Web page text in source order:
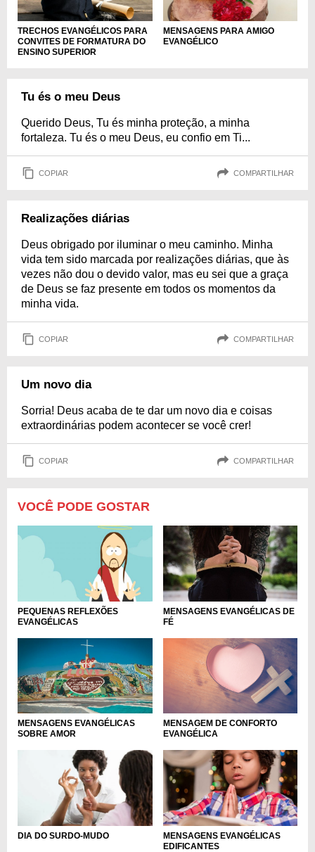
TRECHOS EVANGÉLICOS PARA
CONVITES DE FORMATURA DO
ENSINO SUPERIOR
MENSAGENS PARA AMIGO
EVANGÉLICO
Tu és o meu Deus
Querido Deus, Tu és minha proteção, a minha
fortaleza. Tu és o meu Deus, eu confio em Ti...
COPIAR COMPARTILHAR
Realizações diárias
Deus obrigado por iluminar o meu caminho. Minha
vida tem sido marcada por realizações diárias, que às
vezes não dou o devido valor, mas eu sei que a graça
de Deus se faz presente em todos os momentos da
minha vida.
COPIAR COMPARTILHAR
Um novo dia
Sorria! Deus acaba de te dar um novo dia e coisas
extraordinárias podem acontecer se você crer!
COPIAR COMPARTILHAR
VOCÊ PODE GOSTAR
PEQUENAS REFLEXÕES
EVANGÉLICAS
MENSAGENS EVANGÉLICAS DE
FÉ
MENSAGENS EVANGÉLICAS
SOBRE AMOR
MENSAGEM DE CONFORTO
EVANGÉLICA
DIA DO SURDO-MUDO
MENSAGENS EVANGÉLICAS
EDIFICANTES